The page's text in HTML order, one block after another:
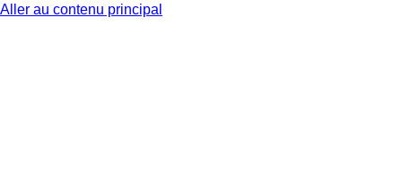
Aller au contenu principal